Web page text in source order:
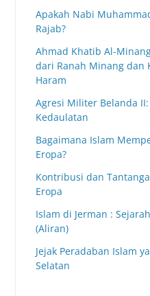
Apakah Nabi
Rajab?
Ahmad Khatib Al-
dari Ranah Minang dan
Haram
Agresi Militer Belanda
Kedaulatan
Bagaimana Islam
Eropa?
Kontribusi dan
Eropa
Islam di Jerman :
(Aliran)
Jejak Peradaban Islam
Selatan